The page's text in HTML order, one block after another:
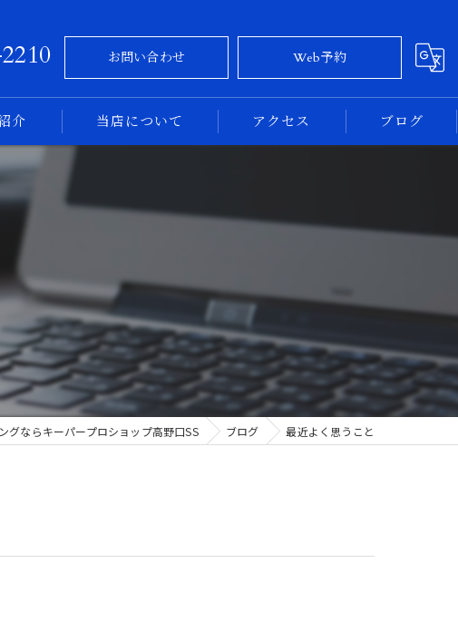
お問い合わせ Web予約
介 当店について
中古車
専門店
アクセス ブログ
グならキーパープロショップ高野口SS ブログ 最近よく思うこと